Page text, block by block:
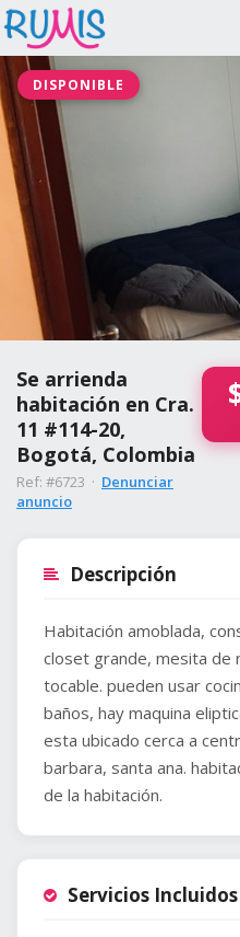
DISPONIBLE
Se arrienda
habitación en Cra.
11 #114-20,
Bogotá, Colombia
Ref: #6723 · Denunciar
anuncio
Descripción
Habitación amoblada,
closet grande, mesita de
tocable. pueden usar
baños, hay maquina
esta ubicado cerca a
barbara, santa ana.
de la habitación.
Servicios Incluidos